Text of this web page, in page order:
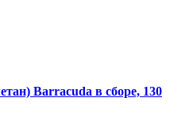
Barracuda в сборе, 130